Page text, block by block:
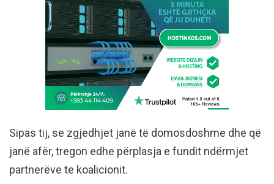
Sipas tij, se zgjedhjet janë të domosdoshme dhe që
janë afër, tregon edhe përplasja e fundit ndërmjet
partnerëve te koalicionit.